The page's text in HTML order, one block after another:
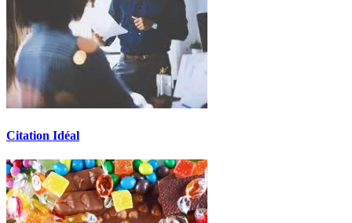
Citation Idéal